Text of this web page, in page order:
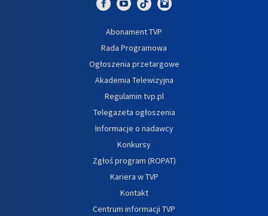
Abonament TVP
Rada Programowa
Ogłoszenia przetargowe
Akademia Telewizyjna
Regulamin tvp.pl
Telegazeta ogłoszenia
Informacje o nadawcy
Konkursy
Zgłoś program (ROPAT)
Kariera w TVP
Kontakt
Centrum informacji TVP